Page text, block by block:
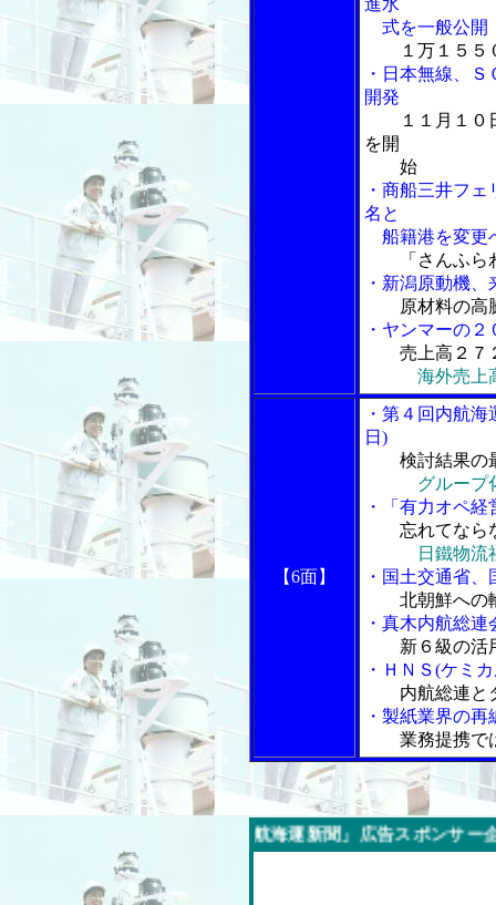
進水
式を一般公開
１万１５
・日本無線、
開発
１１月１
を開
始
・商船三井フ
名と
船籍港を変更
「さんふ
・新潟原動機
原材料の高
・ヤンマーの
売上高２７
海外売上
【6面】
・第４回内航
日)
検討結果の
グループ
・「有力オペ
忘れてなら
日鐵物
・国土交通省
北朝鮮への
・真木内航総
新６級の活
・ＨＮＳ(ケミ
内航総連と
・製紙業界の
業務提携で
今週の「内航海運新聞」広告スポンサー企業